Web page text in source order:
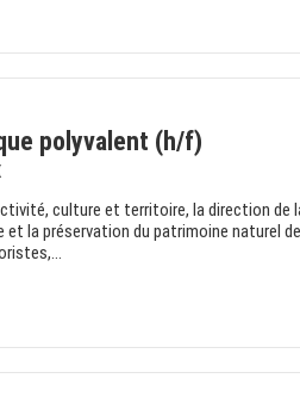
polyvalent (h/f)
culture et territoire, la direction de
la préservation du patrimoine naturel